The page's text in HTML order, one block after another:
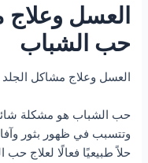
العسل
حب الشباب
العسل وعلاج مشاكل
حب الشباب هو مشكلة
وتتسبب في ظهور بثور
حلاً طبيعيًا فعالًا لعلاج